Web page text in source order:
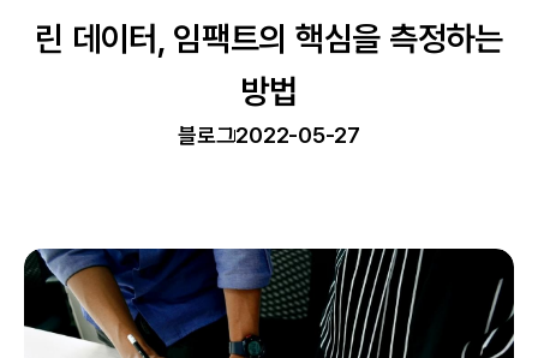
린 데이터, 임팩트의 핵심을 측정하는
방법
블로그2022-05-27